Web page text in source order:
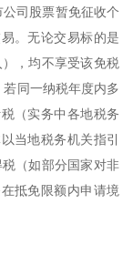
司股票暂免征收个
。无论交易标的是
，均不享受该免税
若同一纳税年度内多
（实务中各地税务
当地税务机关指引
（如部分国家对非
抵免限额内申请境